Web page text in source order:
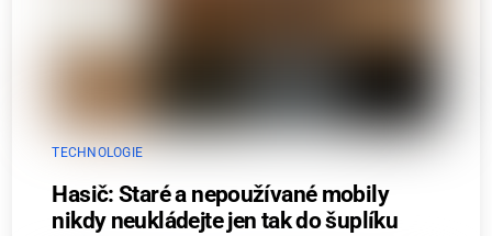
TECHNOLOGIE
Hasič: Staré a nepoužívané mobily
nikdy neukládejte jen tak do šuplíku